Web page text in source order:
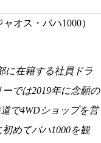
に在籍する社員ドラ
では2019年に念願の
で4WDショップを営
めてバハ1000を観